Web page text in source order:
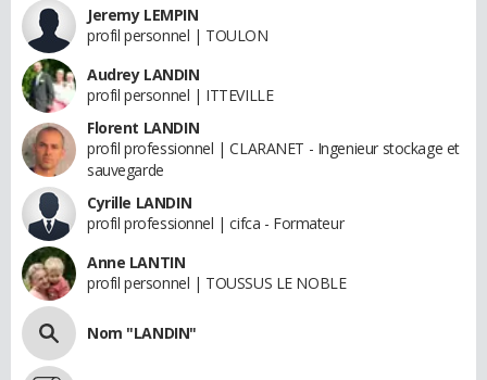
Jeremy LEMPIN
profil personnel | TOULON
Audrey LANDIN
profil personnel | ITTEVILLE
Florent LANDIN
profil professionnel | CLARANET - Ingenieur stockage et
sauvegarde
Cyrille LANDIN
profil professionnel | cifca - Formateur
Anne LANTIN
profil personnel | TOUSSUS LE NOBLE
Nom "LANDIN"